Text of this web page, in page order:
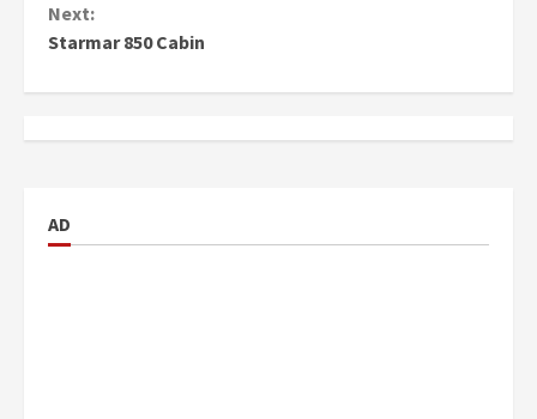
Next:
Starmar 850 Cabin
AD